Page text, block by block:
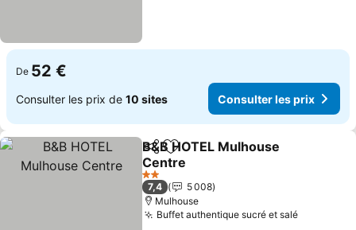
De 52 €
Consulter les prix de 10 sites Consulter les prix
PartagerAjouter à mes favoris
B&B HOTEL Mulhouse
Centre
Consulter les prix
2 Étoiles
7,4
5 008
Mulhouse
Buffet authentique sucré et salé